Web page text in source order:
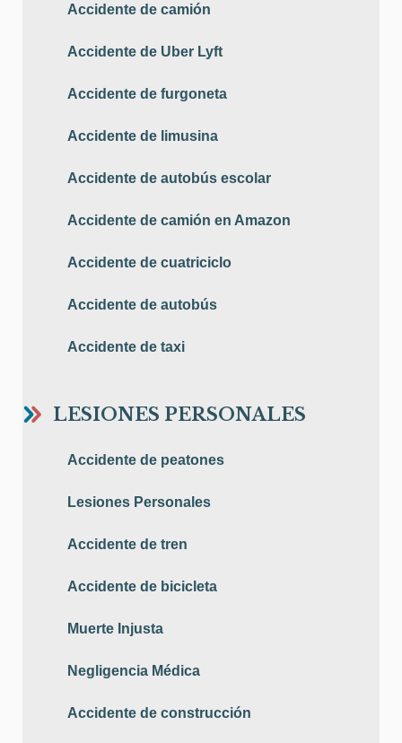
Accidente de camión
Accidente de Uber Lyft
Accidente de furgoneta
Accidente de limusina
Accidente de autobús escolar
Accidente de camión en Amazon
Accidente de cuatriciclo
Accidente de autobús
Accidente de taxi
LESIONES PERSONALES
Accidente de peatones
Lesiones Personales
Accidente de tren
Accidente de bicicleta
Muerte Injusta
Negligencia Médica
Accidente de construcción